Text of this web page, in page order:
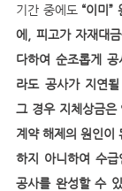
기간 중에도 “이미”
에, 피고가 자재대
다하여 순조롭게 공
라도 공사가 지연
그 경우 지체상금은
계약 해제의 원인이
하지 아니하여 수급
공사를 완성할 수